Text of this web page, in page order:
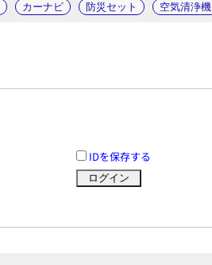
カーナビ 防災セット 空気清浄機
IDを保存する